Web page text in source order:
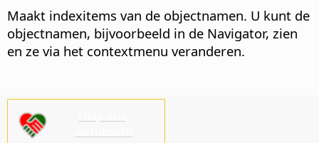
Maakt indexitems van de objectnamen. U kunt de
objectnamen, bijvoorbeeld in de Navigator, zien
en ze via het contextmenu veranderen.